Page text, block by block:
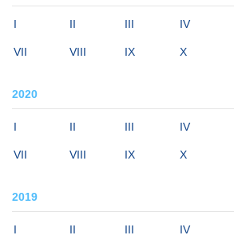
I II III IV
VII VIII IX X
2020
I II III IV
VII VIII IX X
2019
I II III IV